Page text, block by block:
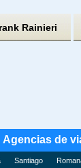
Rainieri
Agencias de
Santiago